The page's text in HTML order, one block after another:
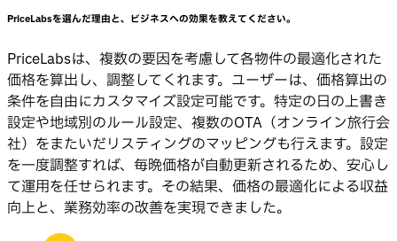
PriceLabsを選んだ理由と、ビジネスへの効果を教えてください。
PriceLabsは、複数の要因を考慮して各物件の最適化された
価格を算出し、調整してくれます。ユーザーは、価格算出の
条件を自由にカスタマイズ設定可能です。特定の日の上書き
設定や地域別のルール設定、複数のOTA（オンライン旅行会
社）をまたいだリスティングのマッピングも行えます。設定
を一度調整すれば、毎晩価格が自動更新されるため、安心し
て運用を任せられます。その結果、価格の最適化による収益
向上と、業務効率の改善を実現できました。